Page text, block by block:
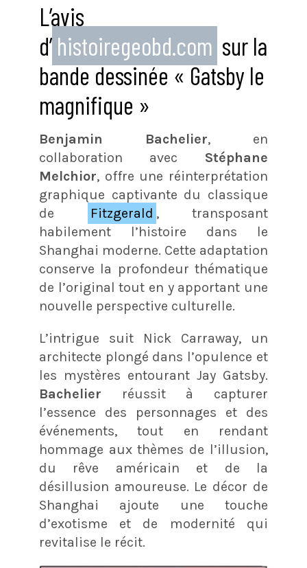
L’avis
d’ histoiregeobd.com sur la
bande dessinée « Gatsby le
magnifique »
Benjamin Bachelier, en
collaboration avec Stéphane
Melchior, offre une réinterprétation
graphique captivante du classique
de
Fitzgerald , transposant
habilement l’histoire dans le
Shanghai moderne. Cette adaptation
conserve la profondeur thématique
de l’original tout en y apportant une
nouvelle perspective culturelle.
L’intrigue suit Nick Carraway, un
architecte plongé dans l’opulence et
les mystères entourant Jay Gatsby.
Bachelier
réussit à capturer
l’essence des personnages et des
événements, tout en rendant
hommage aux thèmes de l’illusion,
du rêve américain et de la
désillusion amoureuse. Le décor de
Shanghai ajoute une touche
d’exotisme et de modernité qui
revitalise le récit​.